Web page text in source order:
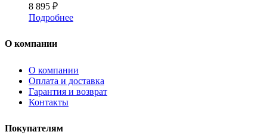
8 895 ₽
Подробнее
О компании
О компании
Оплата и доставка
Гарантия и возврат
Контакты
Покупателям